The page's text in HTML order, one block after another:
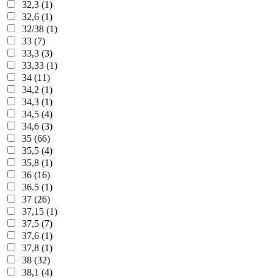
32,3 (1)
32,6 (1)
32/38 (1)
33 (7)
33,3 (3)
33,33 (1)
34 (11)
34,2 (1)
34,3 (1)
34,5 (4)
34,6 (3)
35 (66)
35,5 (4)
35,8 (1)
36 (16)
36.5 (1)
37 (26)
37,15 (1)
37,5 (7)
37,6 (1)
37,8 (1)
38 (32)
38,1 (4)